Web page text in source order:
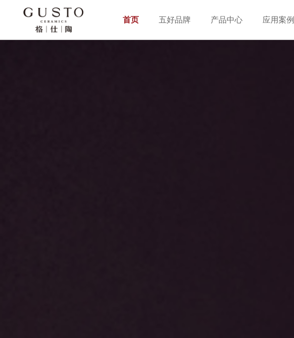
首页 五好品牌 产品中心 应用案例